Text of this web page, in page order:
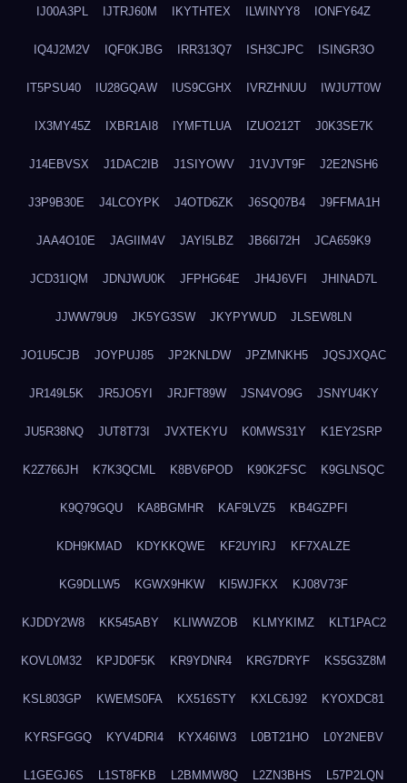
IJ00A3PL IJTRJ60M IKYTHTEX ILWINYY8 IONFY64Z
IQ4J2M2V IQF0KJBG IRR313Q7 ISH3CJPC ISINGR3O
IT5PSU40 IU28GQAW IUS9CGHX IVRZHNUU IWJU7T0W
IX3MY45Z IXBR1AI8 IYMFTLUA IZUO212T J0K3SE7K
J14EBVSX J1DAC2IB J1SIYOWV J1VJVT9F J2E2NSH6
J3P9B30E J4LCOYPK J4OTD6ZK J6SQ07B4 J9FFMA1H
JAA4O10E JAGIIM4V JAYI5LBZ JB66I72H JCA659K9
JCD31IQM JDNJWU0K JFPHG64E JH4J6VFI JHINAD7L
JJWW79U9 JK5YG3SW JKYPYWUD JLSEW8LN
JO1U5CJB JOYPUJ85 JP2KNLDW JPZMNKH5 JQSJXQAC
JR149L5K JR5JO5YI JRJFT89W JSN4VO9G JSNYU4KY
JU5R38NQ JUT8T73I JVXTEKYU K0MWS31Y K1EY2SRP
K2Z766JH K7K3QCML K8BV6POD K90K2FSC K9GLNSQC
K9Q79GQU KA8BGMHR KAF9LVZ5 KB4GZPFI
KDH9KMAD KDYKKQWE KF2UYIRJ KF7XALZE
KG9DLLW5 KGWX9HKW KI5WJFKX KJ08V73F
KJDDY2W8 KK545ABY KLIWWZOB KLMYKIMZ KLT1PAC2
KOVL0M32 KPJD0F5K KR9YDNR4 KRG7DRYF KS5G3Z8M
KSL803GP KWEMS0FA KX516STY KXLC6J92 KYOXDC81
KYRSFGGQ KYV4DRI4 KYX46IW3 L0BT21HO L0Y2NEBV
L1GEGJ6S L1ST8FKB L2BMMW8Q L2ZN3BHS L57P2LQN